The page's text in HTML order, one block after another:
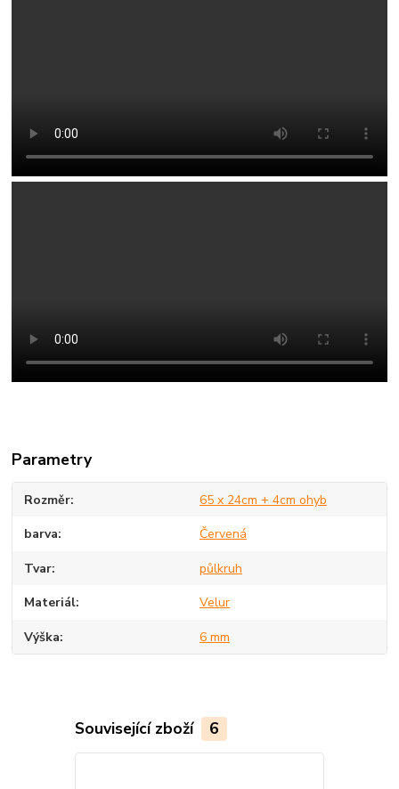
Parametry
Rozměr 65 x 24cm + 4cm ohyb
barva Červená
Tvar půlkruh
Materiál Velur
Výška 6 mm
Související zboží 6